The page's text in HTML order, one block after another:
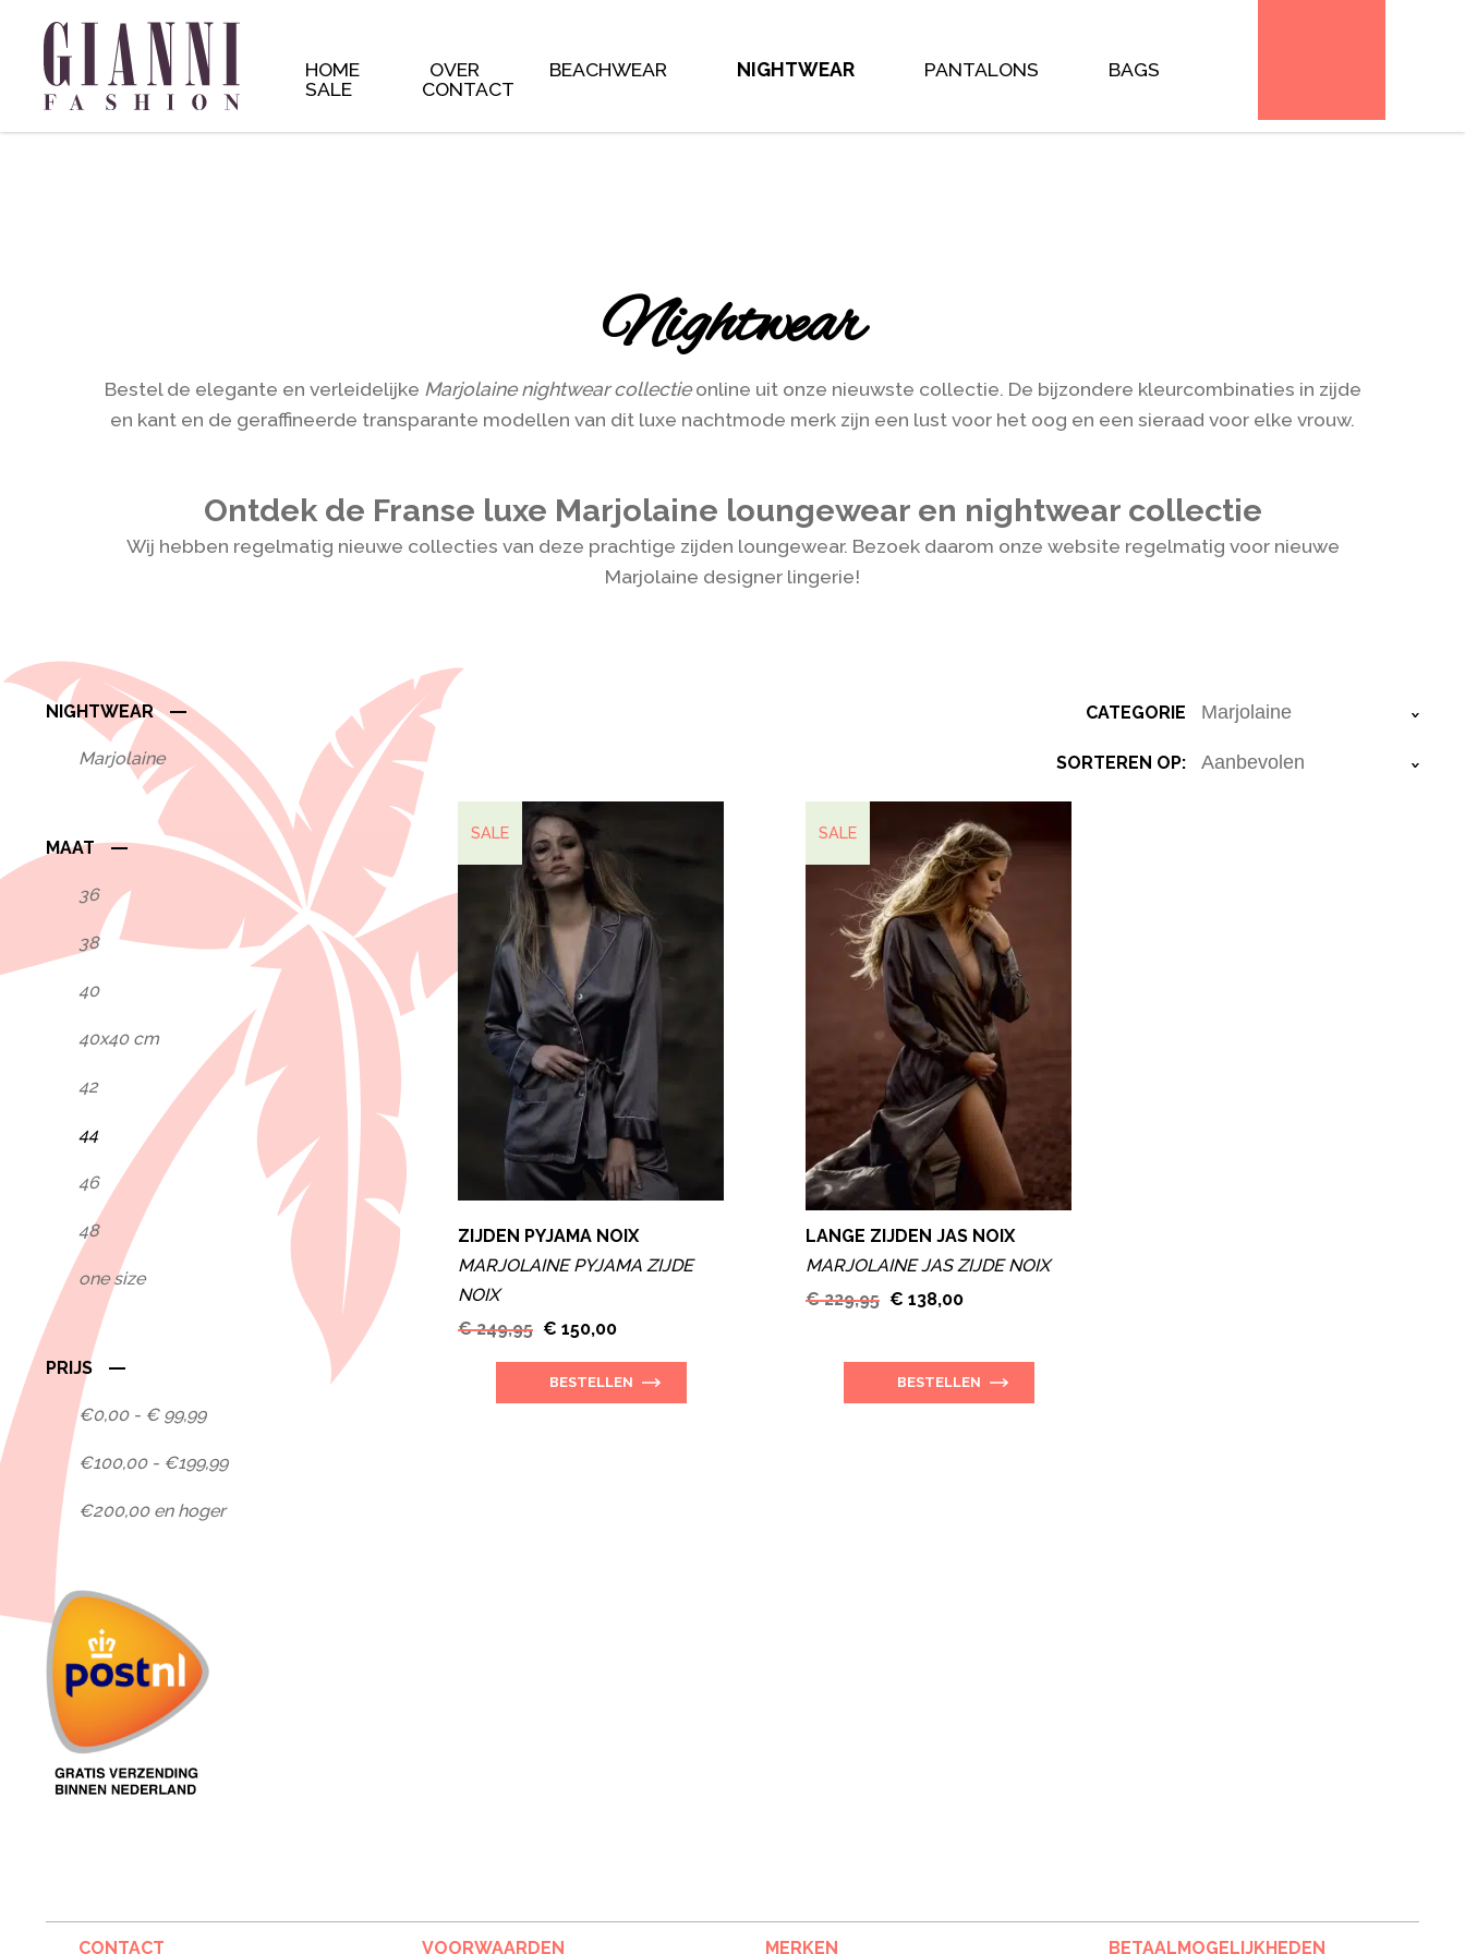
yourtheme/woocommerce/archive-product.php. * * HOWEVER, on occasion WooCommerce will need to update template files and you * (the theme developer) will need to copy
the new files to your theme to * maintain compatibility. We try to do this as little as possible, but it does * happen. When this occurs the version of the template file will be bumped
and * the readme will list any important changes. * * @see https://woocommerce.com/document/template-structure/ * @package WooCommerce\Templates * @version 8.6.0 */
HOME OVER BEACHWEAR NIGHTWEAR PANTALONS
BAGS
SALE
CONTACT
Nightwear
Bestel de elegante en verleidelijke Marjolaine nightwear collectieonline uit onze nieuwste collectie. De bijzondere kleurcombinaties in zijde
en kant en de geraffineerde transparante modellen van dit luxe nachtmode merk zijn een lust voor het oog en een sieraad voor elke vrouw.
Ontdek de Franse luxe Marjolaine loungewear en nightwear collectie
Wij hebben regelmatig nieuwe collecties van deze prachtige zijden loungewear. Bezoek daarom onze website regelmatig voor nieuwe
Marjolaine designer lingerie!
NIGHTWEAR
Marjolaine
MAAT
36
38
40
40x40 cm
42
44
46
48
one size
PRIJS
€0,00 - € 99,99
€100,00 - €199,99
€200,00 en hoger
CATEGORIE ›
SORTEREN OP: ›
SALE
ZIJDEN PYJAMA NOIX
MARJOLAINE PYJAMA ZIJDE
NOIX
€ 249,95 € 150,00
BESTELLEN
SALE
LANGE ZIJDEN JAS NOIX
MARJOLAINE JAS ZIJDE NOIX
€ 229,95 € 138,00
BESTELLEN
CONTACT VOORWAARDEN MERKEN BETAALMOGELIJKHEDEN